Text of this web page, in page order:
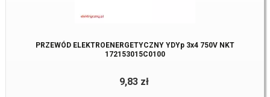
PRZEWÓD ELEKTROENERGETYCZNY YDYp 3x4 750V NKT
172153015C0100
9,83 zł